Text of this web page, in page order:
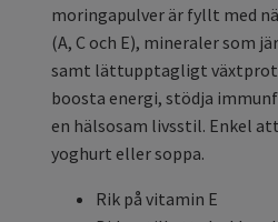
moringapulver är fyllt med
(A, C och E), mineraler som
samt lättupptagligt
boosta energi, stödja
en hälsosam livsstil. Enkel
yoghurt eller soppa.
Rik på vitamin E